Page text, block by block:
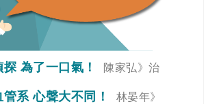
為了一口氣！
陳家弘》治
活品質
系 心聲大不同！
林晏年》